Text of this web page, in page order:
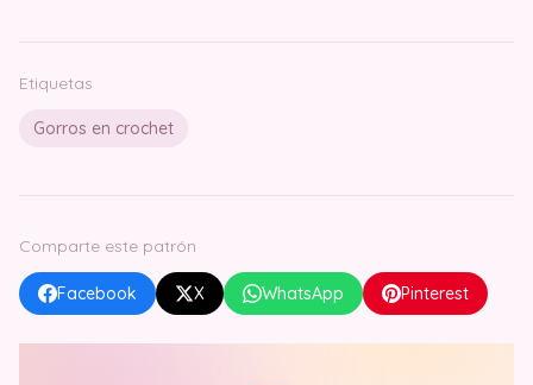
Etiquetas
Gorros en crochet
Comparte este patrón
Facebook X WhatsApp Pinterest